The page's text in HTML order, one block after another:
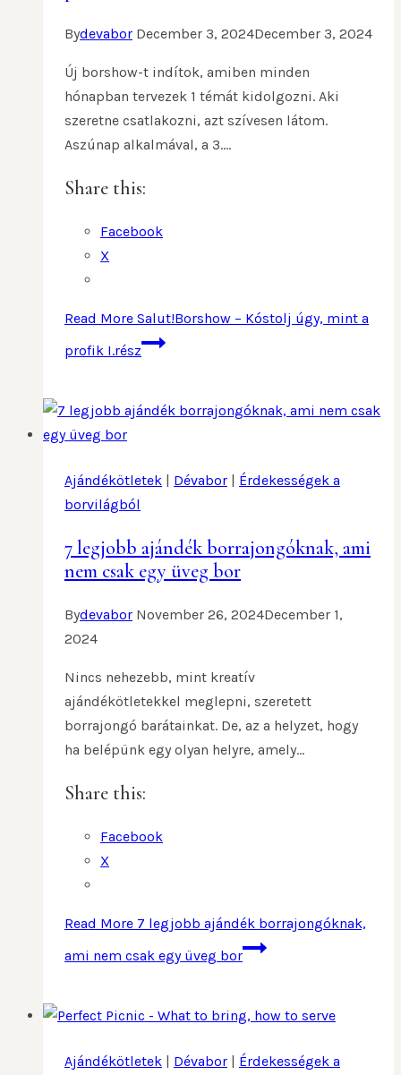
Bydevabor December 3, 2024December 3, 2024
Új borshow-t indítok, amiben minden
hónapban tervezek 1 témát kidolgozni. Aki
szeretne csatlakozni, azt szívesen látom.
Aszúnap alkalmával, a 3….
Share this:
Facebook
X
Read More Salut!Borshow – Kóstolj úgy, mint a
profik I.rész
Ajándékötletek | Dévabor | Érdekességek a
borvilágból
7 legjobb ajándék borrajongóknak, ami
nem csak egy üveg bor
Bydevabor November 26, 2024December 1,
2024
Nincs nehezebb, mint kreatív
ajándékötletekkel meglepni, szeretett
borrajongó barátainkat. De, az a helyzet, hogy
ha belépünk egy olyan helyre, amely…
Share this:
Facebook
X
Read More 7 legjobb ajándék borrajongóknak,
ami nem csak egy üveg bor
Ajándékötletek | Dévabor | Érdekességek a